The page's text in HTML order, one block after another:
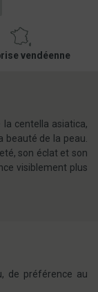
vendéenne
centella asiatica,
de la peau.
son éclat et son
visiblement plus
de préférence au